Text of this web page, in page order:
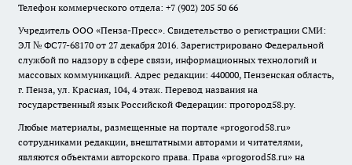
Телефон коммерческого отдела: +7 (902) 205 50 66
Учредитель ООО «Пенза-Пресс». Свидетельство о регистрации СМИ:
ЭЛ № ФС77-68170 от 27 декабря 2016. Зарегистрировано Федеральной
службой по надзору в сфере связи, информационных технологий и
массовых коммуникаций. Адрес редакции: 440000, Пензенская область,
г. Пенза, ул. Красная, 104, 4 этаж. Перевод названия на
государственный язык Российской Федерации: прогород58.ру.
Любые материалы, размещенные на портале «progorod58.ru»
сотрудниками редакции, внештатными авторами и читателями,
являются объектами авторского права. Права «progorod58.ru» на